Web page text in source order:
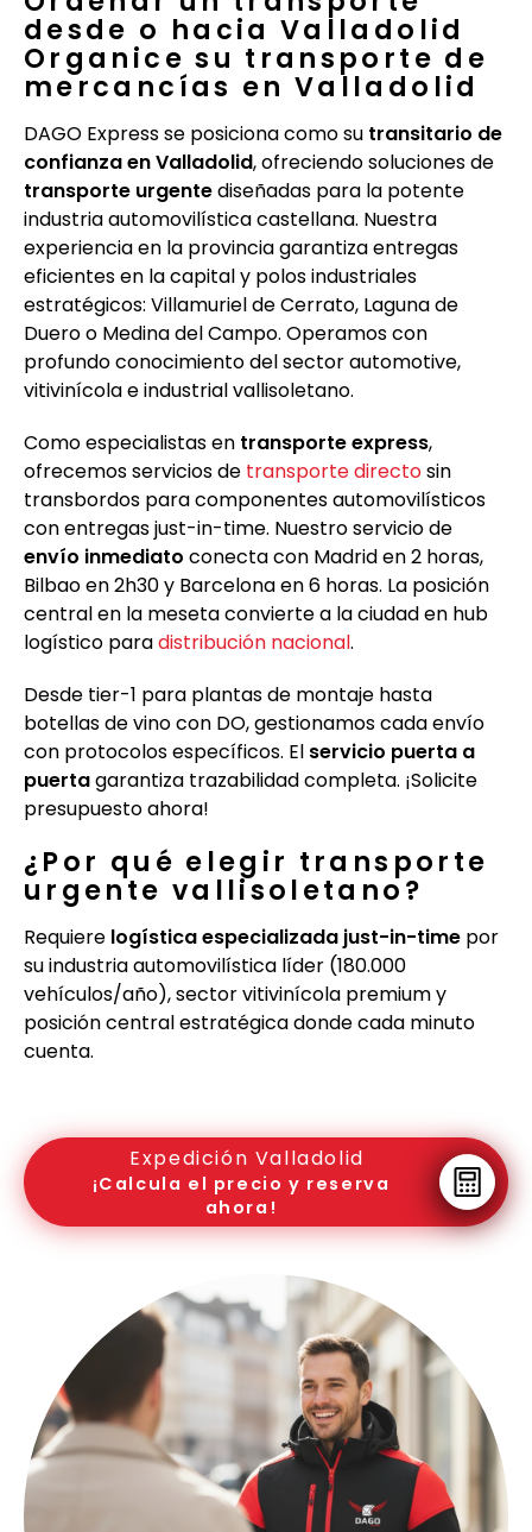
desde o hacia Valladolid
Organice su transporte de
mercancías en Valladolid
DAGO Express se posiciona como su transitario de
confianza en Valladolid, ofreciendo soluciones de
transporte urgentediseñadas para la potente
industria automovilística castellana. Nuestra
experiencia en la provincia garantiza entregas
eficientes en la capital y polos industriales
estratégicos: Villamuriel de Cerrato, Laguna de
Duero o Medina del Campo. Operamos con
profundo conocimiento del sector automotive,
vitivinícola e industrial vallisoletano.
Como especialistas en transporte express,
ofrecemos servicios de transporte directosin
transbordos para componentes automovilísticos
con entregas just-in-time. Nuestro servicio de
envío inmediato conecta con Madrid en 2 horas,
Bilbao en 2h30 y Barcelona en 6 horas. La posición
central en la meseta convierte a la ciudad en hub
logístico paradistribución nacional.
Desde tier-1 para plantas de montaje hasta
botellas de vino con DO, gestionamos cada envío
con protocolos específicos. El servicio puerta a
puertagarantiza trazabilidad completa. ¡Solicite
presupuesto ahora!
¿Por qué elegir transporte
urgente vallisoletano?
Requiere logística especializada just-in-time por
su industria automovilística líder (180.000
vehículos/año), sector vitivinícola premium y
posición central estratégica donde cada minuto
cuenta.
Expedición Valladolid
¡Calcula el precio y reserva
ahora!